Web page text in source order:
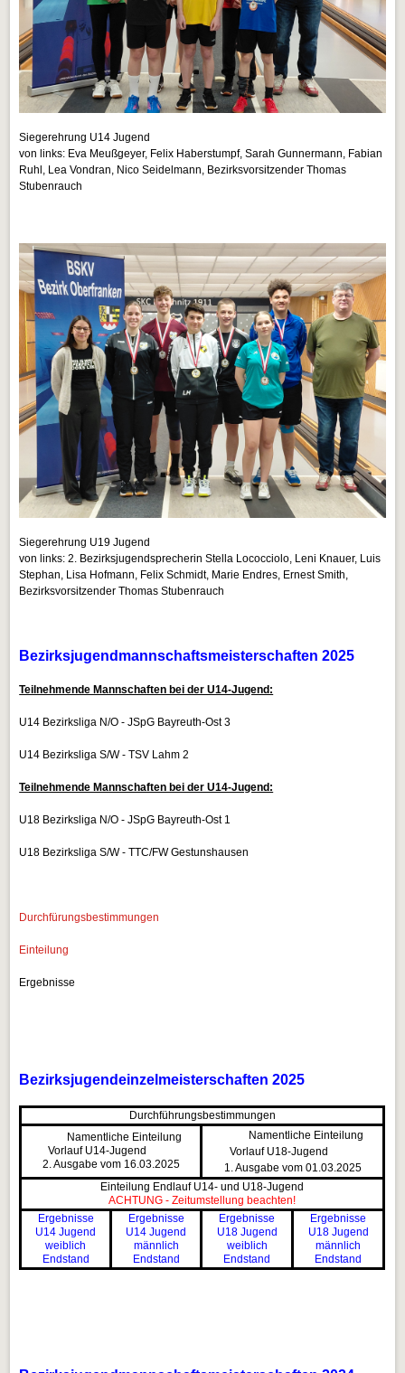
Siegerehrung U14 Jugend
von links: Eva Meußgeyer, Felix Haberstumpf, Sarah Gunnermann, Fabian
Ruhl, Lea Vondran, Nico Seidelmann, Bezirksvorsitzender Thomas
Stubenrauch
Siegerehrung U19 Jugend
von links: 2. Bezirksjugendsprecherin Stella Lococciolo, Leni Knauer, Luis
Stephan, Lisa Hofmann, Felix Schmidt, Marie Endres, Ernest Smith,
Bezirksvorsitzender Thomas Stubenrauch
Bezirksjugendmannschaftsmeisterschaften 2025
Teilnehmende Mannschaften bei der U14-Jugend:
U14 Bezirksliga N/O - JSpG Bayreuth-Ost 3
U14 Bezirksliga S/W - TSV Lahm 2
Teilnehmende Mannschaften bei der U14-Jugend:
U18 Bezirksliga N/O - JSpG Bayreuth-Ost 1
U18 Bezirksliga S/W - TTC/FW Gestunshausen
Durchfürungsbestimmungen
Einteilung
Ergebnisse
Bezirksjugendeinzelmeisterschaften 2025
Durchführungsbestimmungen
Namentliche Einteilung
Vorlauf U14-Jugend
2. Ausgabe vom 16.03.2025
Namentliche Einteilung
Vorlauf U18-Jugend
1. Ausgabe vom 01.03.2025
Einteilung Endlauf U14- und U18-Jugend
ACHTUNG - Zeitumstellung beachten!
Ergebnisse
U14 Jugend
weiblich
Endstand
Ergebnisse
U14 Jugend
männlich
Endstand
Ergebnisse
U18 Jugend
weiblich
Endstand
Ergebnisse
U18 Jugend
männlich
Endstand